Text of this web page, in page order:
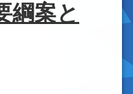
綱案と